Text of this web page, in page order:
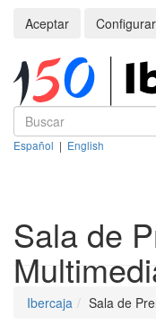
Aceptar
Configurar
Español | English
Sala de
Ibercaja Sala de